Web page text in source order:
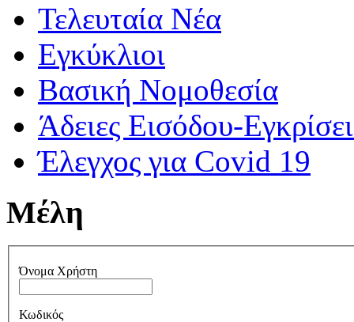
Τελευταία Νέα
Εγκύκλιοι
Βασική Νομοθεσία
Άδειες Εισόδου-
Έλεγχος για Covid 19
Μέλη
Όνομα Χρήστη
Κωδικός